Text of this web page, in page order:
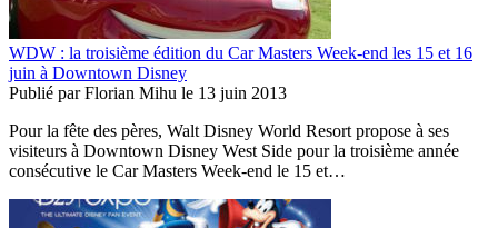
WDW : la troisième édition du Car Masters Week-end les 15 et 16
juin à Downtown Disney
Publié parFlorian Mihu le 13 juin 2013
Pour la fête des pères, Walt Disney World Resort propose à ses
visiteurs à Downtown Disney West Side pour la troisième année
consécutive le Car Masters Week-end le 15 et…